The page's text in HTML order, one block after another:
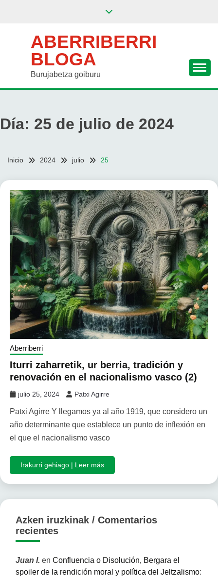
ABERRIBERRI
BLOGA
Burujabetza goiburu
Día: 25 de julio de 2024
Inicio 2024 julio 25
Aberriberri
Iturri zaharretik, ur berria, tradición y
renovación en el nacionalismo vasco (2)
julio 25, 2024 Patxi Agirre
Patxi Agirre Y llegamos ya al año 1919, que considero un
año determinante que establece un punto de inflexión en
el que el nacionalismo vasco
Irakurri gehiago | Leer más
Azken iruzkinak / Comentarios
recientes
Juan I. en Confluencia o Disolución, Bergara el
spoiler de la rendición moral y política del Jeltzalismo: